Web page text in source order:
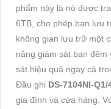
phẩm này là nó được
6TB, cho phép bạn lưu
không gian lưu trữ một
năng giám sát ban
sát hiệu quả ngay cả
Đầu ghi DS-7104NI-Q1/
gia đình và cửa hàng.